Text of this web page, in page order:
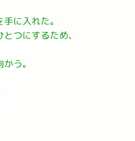
に入れた。
つにするため、
う。